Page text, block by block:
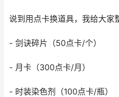
说到用点卡换道具，我给大家
- 剑诀碎片（50点卡/个）
- 月卡（300点卡/月）
- 时装染色剂（100点卡/瓶）